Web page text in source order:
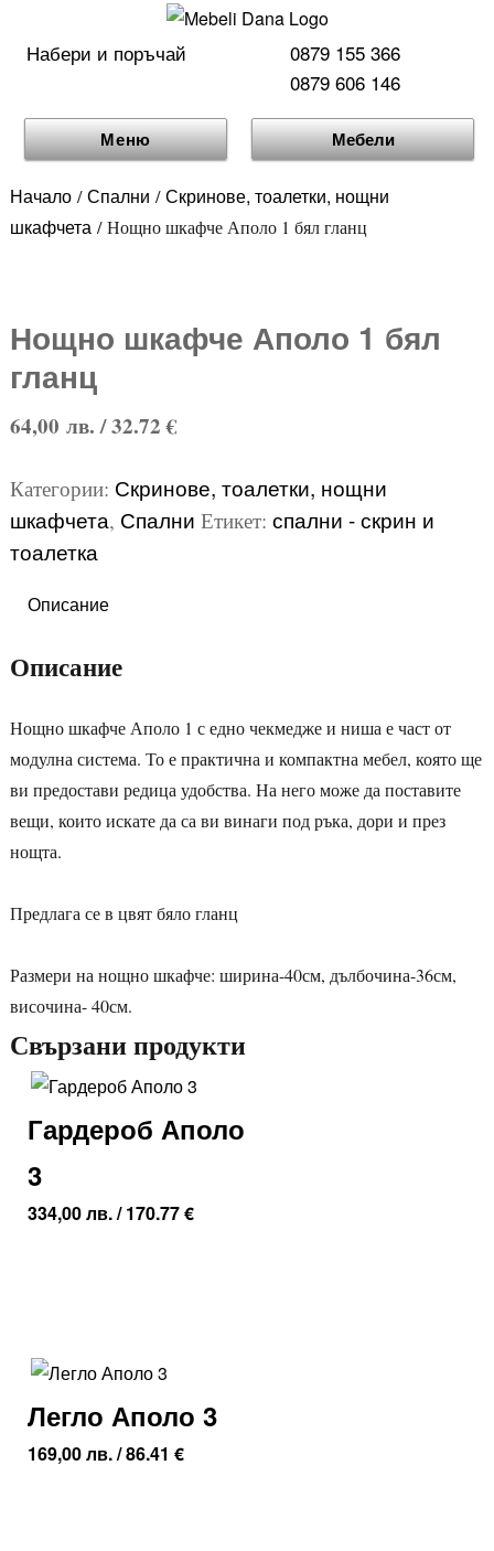
Набери и поръчай
0879 155 366
0879 606 146
Меню Мебели
Начало/Спални /Скринове, тоалетки, нощни
шкафчета / Нощно шкафче Аполо 1 бял гланц
Нощно шкафче Аполо 1 бял
гланц
64,00 лв./ 32.72 €
Категории: Скринове, тоалетки, нощни
шкафчета, Спални Етикет: спални - скрин и
тоалетка
Описание
Описание
Нощно шкафче Аполо 1 с едно чекмедже и ниша е част от
модулна система. То е практична и компактна мебел, която ще
ви предостави редица удобства. На него може да поставите
вещи, които искате да са ви винаги под ръка, дори и през
нощта.
Предлага се в цвят бяло гланц
Размери на нощно шкафче: ширина-40см, дълбочина-36см,
височина- 40см.
Свързани продукти
Гардероб Аполо
3
334,00лв./ 170.77 €
Легло Аполо 3
169,00лв./ 86.41 €